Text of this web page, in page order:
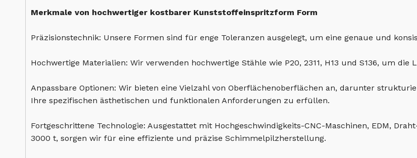
Merkmale von hochwertiger kostbarer Kunststoffeinspritzform Form
Präzisionstechnik: Unsere Formen sind für enge Toleranzen ausgelegt, um eine genaue und
Hochwertige Materialien: Wir verwenden hochwertige Stähle wie P20, 2311, H13 und S136, um
Anpassbare Optionen: Wir bieten eine Vielzahl von Oberflächenoberflächen an, darunter
Ihre spezifischen ästhetischen und funktionalen Anforderungen zu erfüllen.
Fortgeschrittene Technologie: Ausgestattet mit Hochgeschwindigkeits-CNC-Maschinen, EDM,
3000 t, sorgen wir für eine effiziente und präzise Schimmelpilzherstellung.